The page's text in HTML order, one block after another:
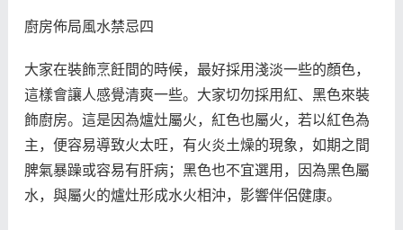
廚房佈局風水禁忌四
大家在裝飾烹飪間的時候，最好採用淺淡一些的顏色，
這樣會讓人感覺清爽一些。大家切勿採用紅、黑色來裝
飾廚房。這是因為爐灶屬火，紅色也屬火，若以紅色為
主，便容易導致火太旺，有火炎土燥的現象，如期之間
脾氣暴躁或容易有肝病；黑色也不宜選用，因為黑色屬
水，與屬火的爐灶形成水火相沖，影響伴侶健康。